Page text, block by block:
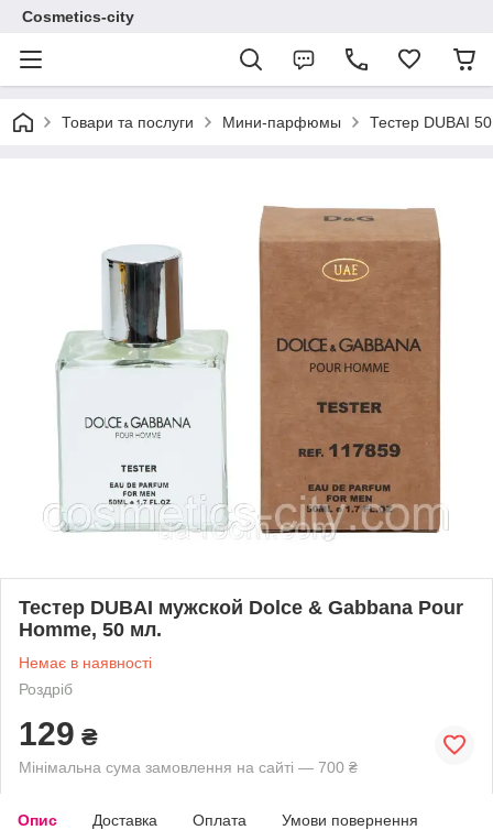
Cosmetics-city
Товари та послуги Мини-парфюмы Тестер DUBAI
Тестер DUBAI мужской Dolce & Gabbana Pour
Homme, 50 мл.
Немає в наявності
Роздріб
129 ₴
Мінімальна сума замовлення на сайті — 700 ₴
Опис Доставка Оплата Умови повернення